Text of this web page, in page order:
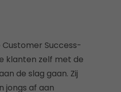
Success-
klanten zelf met de
de slag gaan. Zij
jongs af aan